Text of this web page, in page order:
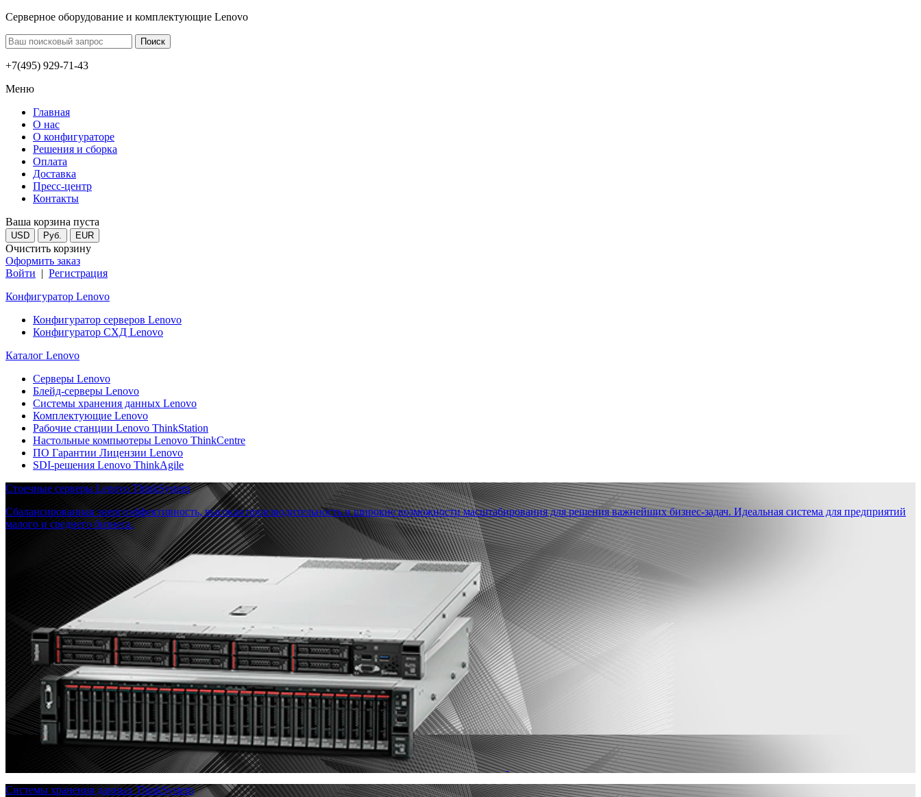
Серверное оборудование и комплектующие Lenovo
+7(495) 929-71-43
Меню
Главная
О нас
О конфигураторе
Решения и сборка
Оплата
Доставка
Пресс-центр
Контакты
Ваша корзина пуста
USD Руб. EUR
Очистить корзину
Оформить заказ
Войти | Регистрация
Конфигуратор Lenovo
Конфигуратор серверов Lenovo
Конфигуратор СХД Lenovo
Каталог Lenovo
Серверы Lenovo
Блейд-серверы Lenovo
Системы хранения данных Lenovo
Комплектующие Lenovo
Рабочие станции Lenovo ThinkStation
Настольные компьютеры Lenovo ThinkCentre
ПО Гарантии Лицензии Lenovo
SDI-решения Lenovo ThinkAgile
Стоечные серверы Lenovo ThinkSystem
Сбалансированная энергоэффективность, высокая производительность и широкие возможности масштабирования для решения важнейших бизнес-задач. Идеальная система для предприятий
малого и среднего бизнеса.
Системы хранения данных ThinkSystem